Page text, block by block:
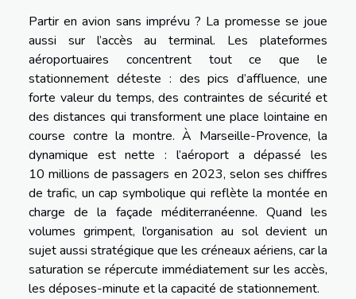
Partir en avion sans imprévu ? La promesse se joue
aussi sur l’accès au terminal. Les plateformes
aéroportuaires concentrent tout ce que le
stationnement déteste : des pics d’affluence, une
forte valeur du temps, des contraintes de sécurité et
des distances qui transforment une place lointaine en
course contre la montre. À Marseille-Provence, la
dynamique est nette : l’aéroport a dépassé les
10 millions de passagers en 2023, selon ses chiffres
de trafic, un cap symbolique qui reflète la montée en
charge de la façade méditerranéenne. Quand les
volumes grimpent, l’organisation au sol devient un
sujet aussi stratégique que les créneaux aériens, car la
saturation se répercute immédiatement sur les accès,
les déposes-minute et la capacité de stationnement.